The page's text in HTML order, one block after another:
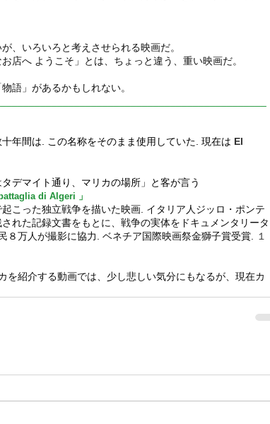
、いろいろと考えさせられる映画だ。
店へ ようこそ」とは、ちょっと違う、重い映画だ。
語」があるかもしれない。
年間は. この名称をそのまま使用していた. 現在は El
デマイト通り、マリカの場所」と客が言う
di Algeri 」
こった独立戦争を描いた映画. イタリア人ジッロ・ポンテ
れた記録文書をもとに、戦争の実体をドキュメンタリータ
８万人が撮影に協力. ベネチア国際映画祭金獅子賞受賞.
１
を紹介する動画では、少し悲しい気分にもなるが、現在カ